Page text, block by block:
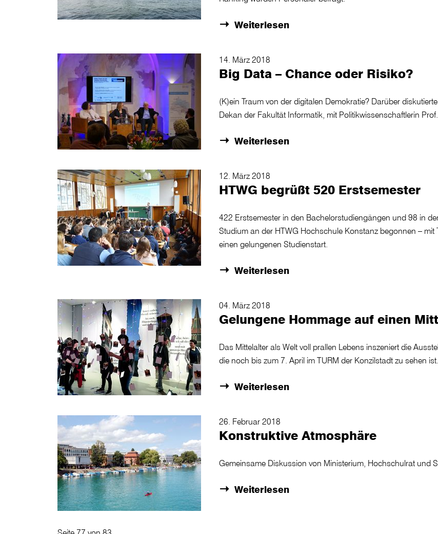
Weiterlesen
14. März 2018
Big Data – Chance oder Risiko?
(K)ein Traum von der digitalen Demokratie? Darüber
Dekan der Fakultät Informatik, mit Politikwissenschaftlerin
Weiterlesen
12. März 2018
HTWG begrüßt 520 Erstsemester
422 Erstsemester in den Bachelorstudiengängen und 98 in
Studium an der HTWG Hochschule Konstanz begonnen – mit
einen gelungenen Studienstart.
Weiterlesen
04. März 2018
Gelungene Hommage auf einen
Das Mittelalter als Welt voll prallen Lebens inszeniert die
die noch bis zum 7. April im TURM der Konzilstadt zu sehen ist.
Weiterlesen
26. Februar 2018
Konstruktive Atmosphäre
Gemeinsame Diskussion von Ministerium, Hochschulrat und
Weiterlesen